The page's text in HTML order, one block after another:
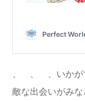
、 、 、いかが
敵な出会いがみ